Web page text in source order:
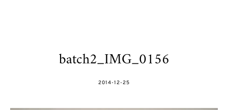
batch2_IMG_0156
POSTED
2014-12-25